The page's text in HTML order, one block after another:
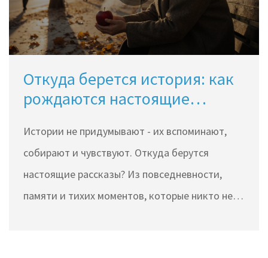
Откуда берется история: как
рождаются настоящие
Истории не придумывают - их вспоминают,
собирают и чувствуют. Откуда берутся
настоящие рассказы? Из повседневности,
памяти и тихих моментов, которые никто не